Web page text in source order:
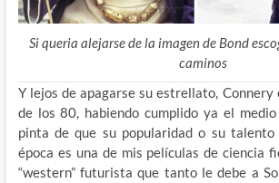
Si queria alejarse de la imagen de Bond
caminos
Y lejos de apagarse su estrellato, Connery
de los 80, habiendo cumplido ya el
pinta de que su popularidad o su talento
época es una de mis películas de ciencia
“western” futurista que tanto le debe a